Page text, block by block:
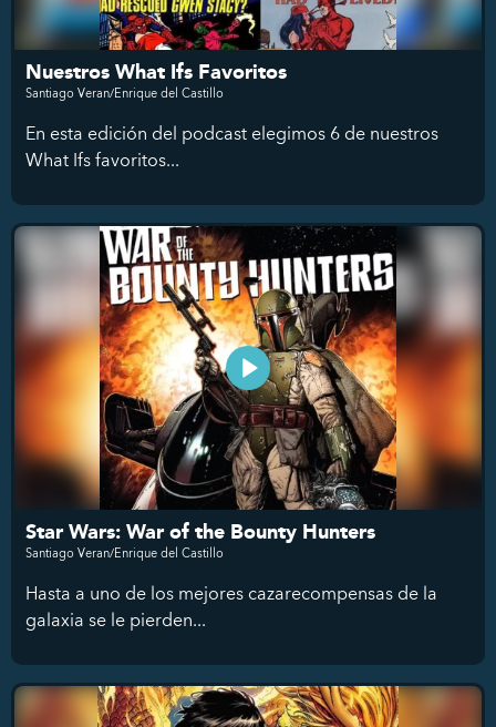
Nuestros What Ifs Favoritos
Santiago Veran/Enrique del Castillo
En esta edición del podcast elegimos 6 de nuestros
What Ifs favoritos...
Star Wars: War of the Bounty Hunters
Santiago Veran/Enrique del Castillo
Hasta a uno de los mejores cazarecompensas de la
galaxia se le pierden...